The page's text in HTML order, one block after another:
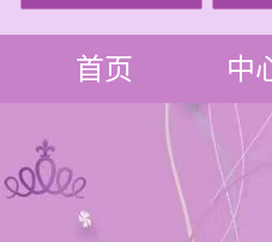
首页 中